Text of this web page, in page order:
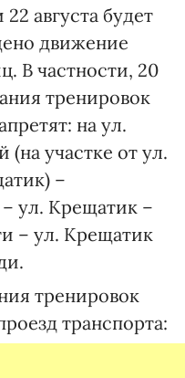
августа будет
движение
В частности, 20
тренировок
на ул.
участке от ул.
–
ул. Крещатик –
– ул. Крещатик
тренировок
транспорта: